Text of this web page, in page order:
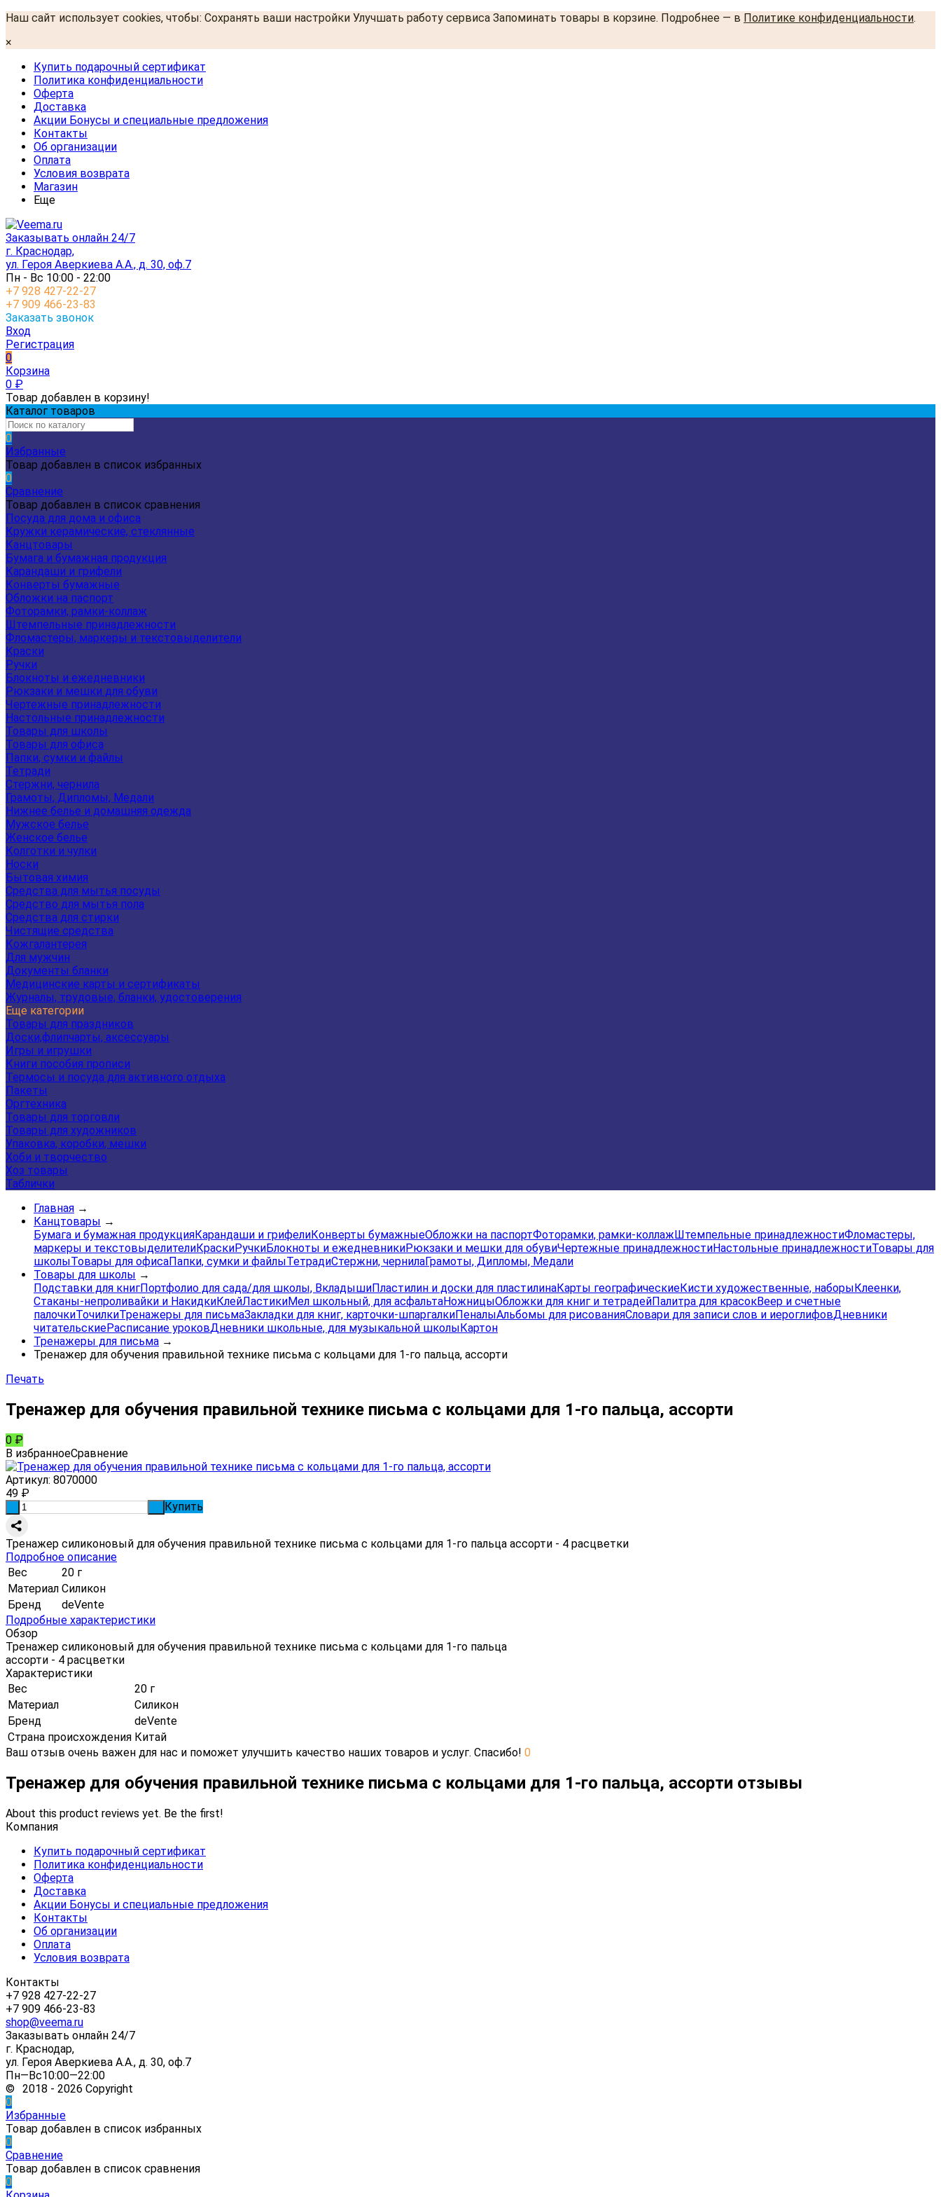
Наш сайт использует cookies, чтобы: Сохранять ваши настройки Улучшать работу сервиса Запоминать товары в корзине. Подробнее — в Политике конфиденциальности.
×
Купить подарочный сертификат
Политика конфиденциальности
Оферта
Доставка
Акции Бонусы и специальные предложения
Контакты
Об организации
Оплата
Условия возврата
Магазин
Еще
Заказывать онлайн 24/7
г. Краснодар,
ул. Героя Аверкиева А.А., д. 30, оф.7
Пн - Вс 10:00 - 22:00
+7 928 427-22-27
+7 909 466-23-83
Заказать звонок
Вход
Регистрация
0
Корзина
0 ₽
Товар добавлен в корзину!
Каталог товаров
0
Избранные
Товар добавлен в список избранных
0
Сравнение
Товар добавлен в список сравнения
Посуда для дома и офиса
Кружки керамические, стеклянные
Канцтовары
Бумага и бумажная продукция
Карандаши и грифели
Конверты бумажные
Обложки на паспорт
Фоторамки, рамки-коллаж
Штемпельные принадлежности
Фломастеры, маркеры и текстовыделители
Краски
Ручки
Блокноты и ежедневники
Рюкзаки и мешки для обуви
Чертежные принадлежности
Настольные принадлежности
Товары для школы
Товары для офиса
Папки, сумки и файлы
Тетради
Стержни, чернила
Грамоты, Дипломы, Медали
Нижнее белье и домашняя одежда
Мужское белье
Женское белье
Колготки и чулки
Носки
Бытовая химия
Средства для мытья посуды
Средство для мытья пола
Средства для стирки
Чистящие средства
Кожгалантерея
Для мужчин
Документы бланки
Медицинские карты и сертификаты
Журналы, трудовые, бланки, удостоверения
Еще категории
Товары для праздников
Доски,флипчарты, аксессуары
Игры и игрушки
Книги пособия прописи
Термосы и посуда для активного отдыха
Пакеты
Оргтехника
Товары для торговли
Товары для художников
Упаковка, коробки, мешки
Хоби и творчество
Хоз товары
Таблички
Главная →
Канцтовары →
Бумага и бумажная продукцияКарандаши и грифелиКонверты бумажныеОбложки на паспортФоторамки, рамки-коллажШтемпельные принадлежностиФломастеры,
маркеры и текстовыделителиКраскиРучкиБлокноты и ежедневникиРюкзаки и мешки для обувиЧертежные принадлежностиНастольные принадлежностиТовары для
школыТовары для офисаПапки, сумки и файлыТетрадиСтержни, чернилаГрамоты, Дипломы, Медали
Товары для школы →
Подставки для книгПортфолио для сада/для школы, ВкладышиПластилин и доски для пластилинаКарты географическиеКисти художественные, наборыКлеенки,
Стаканы-непроливайки и НакидкиКлейЛастикиМел школьный, для асфальтаНожницыОбложки для книг и тетрадейПалитра для красокВеер и счетные
палочкиТочилкиТренажеры для письмаЗакладки для книг, карточки-шпаргалкиПеналыАльбомы для рисованияСловари для записи слов и иероглифовДневники
читательскиеРасписание уроковДневники школьные, для музыкальной школыКартон
Тренажеры для письма →
Тренажер для обучения правильной технике письма с кольцами для 1-го пальца, ассорти
Печать
Тренажер для обучения правильной технике письма с кольцами для 1-го пальца, ассорти
0 ₽
В избранноеСравнение
Артикул: 8070000
49 ₽
Купить
Тренажер силиконовый для обучения правильной технике письма с кольцами для 1-го пальца ассорти - 4 расцветки
Подробное описание
Вес
20 г
Материал Силикон
Бренд
deVente
Подробные характеристики
Обзор
Тренажер силиконовый для обучения правильной технике письма с кольцами для 1-го пальца
ассорти - 4 расцветки
Характеристики
Вес
20 г
Материал
Силикон
Бренд
deVente
Страна происхождения Китай
Ваш отзыв очень важен для нас и поможет улучшить качество наших товаров и услуг. Спасибо! 0
Тренажер для обучения правильной технике письма с кольцами для 1-го пальца, ассорти отзывы
About this product reviews yet. Be the first!
Компания
Купить подарочный сертификат
Политика конфиденциальности
Оферта
Доставка
Акции Бонусы и специальные предложения
Контакты
Об организации
Оплата
Условия возврата
Контакты
+7 928 427-22-27
+7 909 466-23-83
shop@veema.ru
Заказывать онлайн 24/7
г. Краснодар,
ул. Героя Аверкиева А.А., д. 30, оф.7
Пн—Вс10:00—22:00
© 2018 - 2026 Copyright
0
Избранные
Товар добавлен в список избранных
0
Сравнение
Товар добавлен в список сравнения
0